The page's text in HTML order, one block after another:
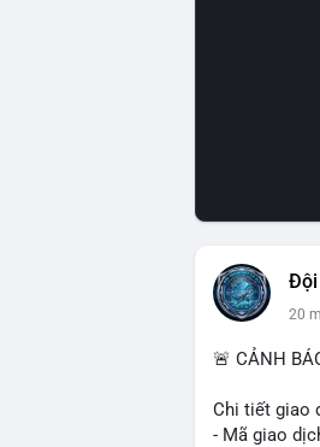
Đội
20 m
🚨 CẢNH
Chi tiết giao
- Mã giao